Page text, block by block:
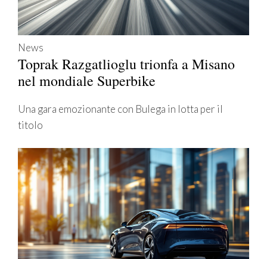
News
Toprak Razgatlioglu trionfa a Misano
nel mondiale Superbike
Una gara emozionante con Bulega in lotta per il
titolo